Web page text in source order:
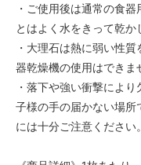
・ご使用後は通常の食
とはよく水をきって乾か
・大理石は熱に弱い性
器乾燥機の使用はできま
・落下や強い衝撃によ
子様の手の届かない場
には十分ご注意ください。